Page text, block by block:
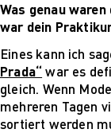
Was genau
war dein
Eines kann ich
Prada“ war es
gleich. Wenn
mehreren Tagen
sortiert werden